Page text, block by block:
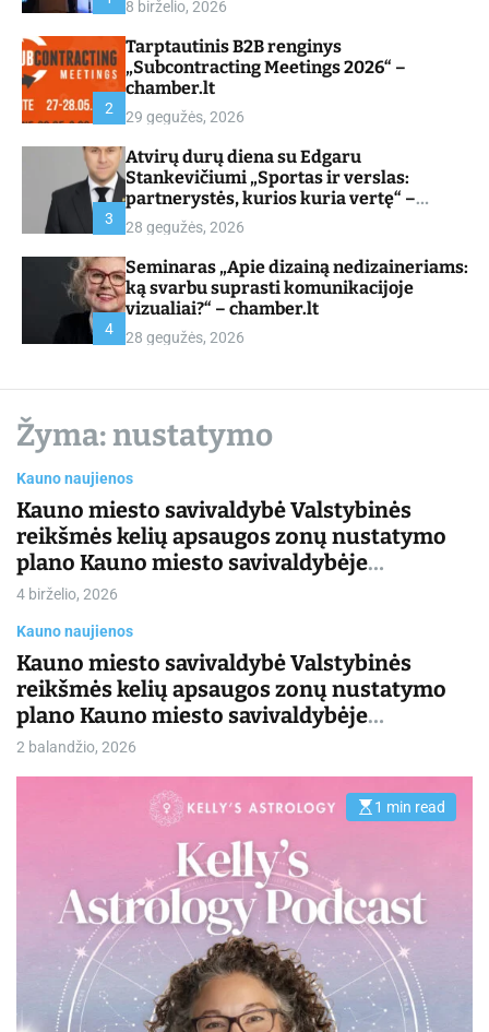
8 birželio, 2026
2
Tarptautinis B2B renginys
„Subcontracting Meetings 2026“ –
chamber.lt
29 gegužės, 2026
3
Atvirų durų diena su Edgaru
Stankevičiumi „Sportas ir verslas:
partnerystės, kurios kuria vertę“ –
chamber.lt
28 gegužės, 2026
4
Seminaras „Apie dizainą nedizaineriams:
ką svarbu suprasti komunikacijoje
vizualiai?“ – chamber.lt
28 gegužės, 2026
Žyma: nustatymo
Kauno naujienos
Kauno miesto savivaldybė Valstybinės
reikšmės kelių apsaugos zonų nustatymo
plano Kauno miesto savivaldybėje
Korektūra 2026 m.
4 birželio, 2026
Kauno naujienos
Kauno miesto savivaldybė Valstybinės
reikšmės kelių apsaugos zonų nustatymo
plano Kauno miesto savivaldybėje
korektūra 2026 m.
2 balandžio, 2026
E
t
e
r
e
a
d
t
1 min read